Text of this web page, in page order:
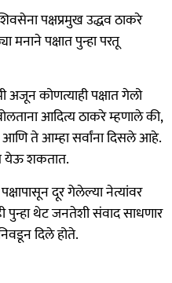
पक्षप्रमुख उद्धव ठाकरे
पक्षात पुन्हा परतू
अजून कोणत्याही पक्षात गेलो
आदित्य ठाकरे म्हणाले की,
ते आम्हा सर्वांना दिसले आहे.
येऊ शकतात.
दूर गेलेल्या नेत्यांवर
पुन्हा थेट जनतेशी संवाद साधणार
दिले होते.